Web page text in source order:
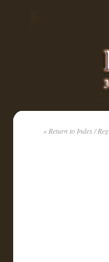
« Return to Index /